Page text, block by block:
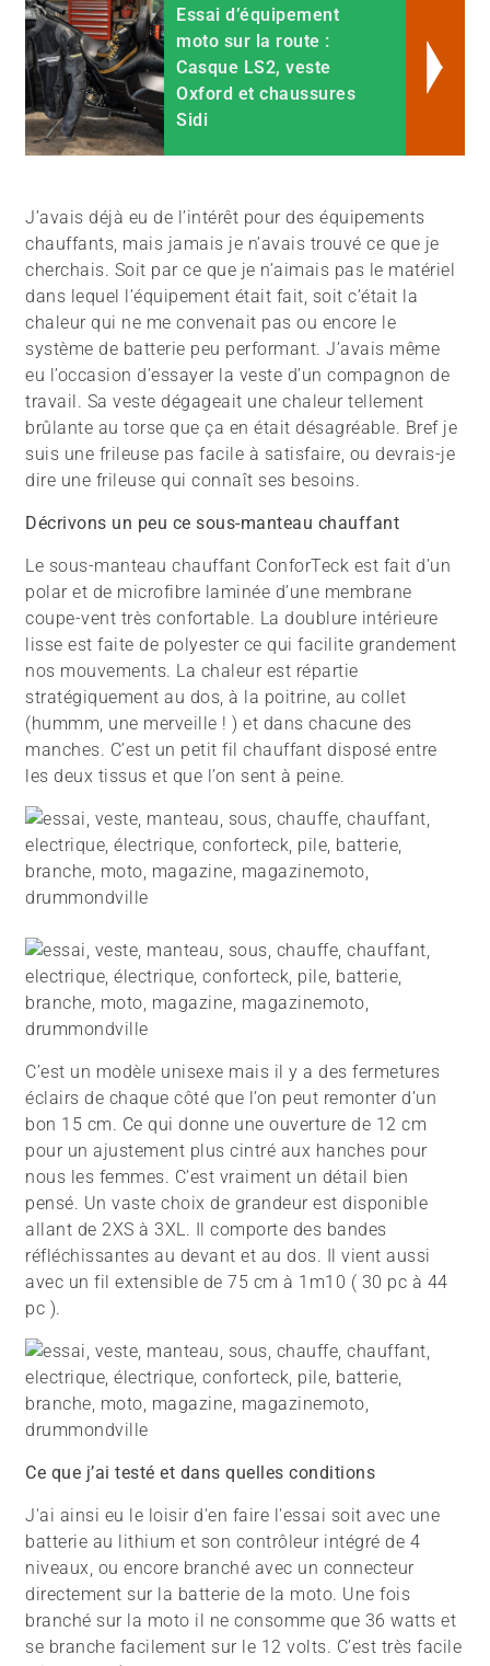
Essai d’équipement
moto sur la route :
Casque LS2, veste
Oxford et chaussures
Sidi
J’avais déjà eu de l’intérêt pour des équipements
chauffants, mais jamais je n’avais trouvé ce que je
cherchais. Soit par ce que je n’aimais pas le matériel
dans lequel l’équipement était fait, soit c’était la
chaleur qui ne me convenait pas ou encore le
système de batterie peu performant. J’avais même
eu l’occasion d’essayer la veste d’un compagnon de
travail. Sa veste dégageait une chaleur tellement
brûlante au torse que ça en était désagréable. Bref je
suis une frileuse pas facile à satisfaire, ou devrais-je
dire une frileuse qui connaît ses besoins.
Décrivons un peu ce sous-manteau chauffant
Le sous-manteau chauffant ConforTeck est fait d’un
polar et de microfibre laminée d’une membrane
coupe-vent très confortable. La doublure intérieure
lisse est faite de polyester ce qui facilite grandement
nos mouvements. La chaleur est répartie
stratégiquement au dos, à la poitrine, au collet
(hummm, une merveille ! ) et dans chacune des
manches. C’est un petit fil chauffant disposé entre
les deux tissus et que l’on sent à peine.
C’est un modèle unisexe mais il y a des fermetures
éclairs de chaque côté que l’on peut remonter d’un
bon 15 cm. Ce qui donne une ouverture de 12 cm
pour un ajustement plus cintré aux hanches pour
nous les femmes. C’est vraiment un détail bien
pensé. Un vaste choix de grandeur est disponible
allant de 2XS à 3XL. Il comporte des bandes
réfléchissantes au devant et au dos. Il vient aussi
avec un fil extensible de 75 cm à 1m10 ( 30 pc à 44
pc ).
Ce que j’ai testé et dans quelles conditions
J'ai ainsi eu le loisir d'en faire l'essai soit avec une
batterie au lithium et son contrôleur intégré de 4
niveaux, ou encore branché avec un connecteur
directement sur la batterie de la moto. Une fois
branché sur la moto il ne consomme que 36 watts et
se branche facilement sur le 12 volts. C’est très facile